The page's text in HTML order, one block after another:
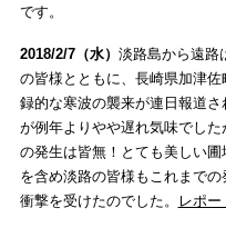
です。
2018/2/7（水） 淡路島から遠路
の皆様とともに、長崎県加津
録的な寒波の襲来が連日報道
が例年よりやや遅れ気味でし
の発生は皆無！とても美しい
を含め淡路の皆様もこれまで
衝撃を受けたのでした。
レポ